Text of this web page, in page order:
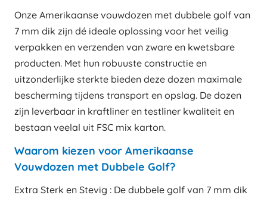
Onze Amerikaanse vouwdozen met dubbele golf van
7 mm dik zijn dé ideale oplossing voor het veilig
verpakken en verzenden van zware en kwetsbare
producten. Met hun robuuste constructie en
uitzonderlijke sterkte bieden deze dozen maximale
bescherming tijdens transport en opslag. De dozen
zijn leverbaar in kraftliner en testliner kwaliteit en
bestaan veelal uit FSC mix karton.
Waarom kiezen voor Amerikaanse
Vouwdozen met Dubbele Golf?
Extra Sterk en Stevig : De dubbele golf van 7 mm dik